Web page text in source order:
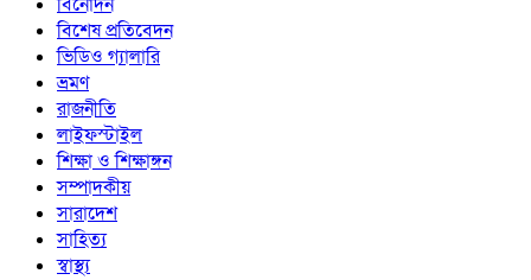
বিশেষ প্রতিবেদন
ভিডিও গ্যালারি
ভ্রমণ
রাজনীতি
লাইফস্টাইল
শিক্ষা ও শিক্ষাঙ্গন
সম্পাদকীয়
সারাদেশ
সাহিত্য
স্বাস্থ্য